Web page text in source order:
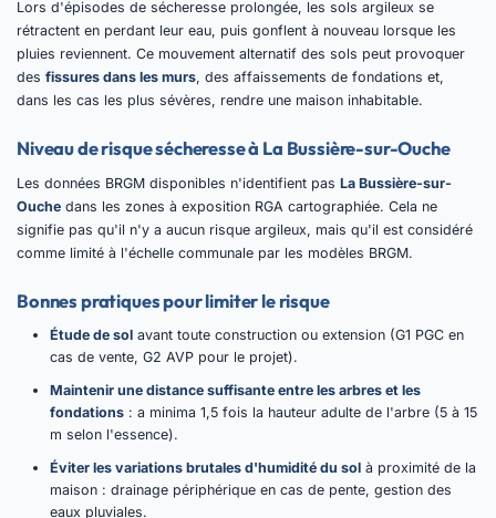
Lors d'épisodes de sécheresse prolongée, les sols argileux se
rétractent en perdant leur eau, puis gonflent à nouveau lorsque les
pluies reviennent. Ce mouvement alternatif des sols peut provoquer
des fissures dans les murs, des affaissements de fondations et,
dans les cas les plus sévères, rendre une maison inhabitable.
Niveau de risque sécheresse à La Bussière-sur-Ouche
Les données BRGM disponibles n'identifient pas La Bussière-sur-
Ouche dans les zones à exposition RGA cartographiée. Cela ne
signifie pas qu'il n'y a aucun risque argileux, mais qu'il est considéré
comme limité à l'échelle communale par les modèles BRGM.
Bonnes pratiques pour limiter le risque
Étude de sol avant toute construction ou extension (G1 PGC en
cas de vente, G2 AVP pour le projet).
Maintenir une distance suffisante entre les arbres et les
fondations : a minima 1,5 fois la hauteur adulte de l'arbre (5 à 15
m selon l'essence).
Éviter les variations brutales d'humidité du sol à proximité de la
maison : drainage périphérique en cas de pente, gestion des
eaux pluviales.